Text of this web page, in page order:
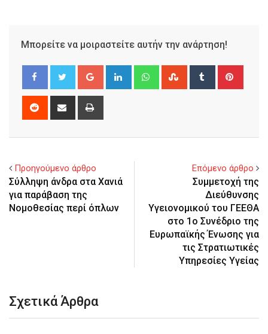
Μπορείτε να μοιραστείτε αυτήν την ανάρτηση!
Google+ LinkedIn WhatsappStumbleUpon
Tumblr
Reddit
Share
Προηγούμενο άρθρο
Σύλληψη άνδρα στα Χανιά
για παράβαση της
Νομοθεσίας περί όπλων
Επόμενο άρθρο
Συμμετοχή της
Διεύθυνσης
Υγειονομικού του ΓΕΕΘΑ
στο 1ο Συνέδριο της
Ευρωπαϊκής Ένωσης για
τις Στρατιωτικές
Υπηρεσίες Υγείας
Σχετικά Άρθρα